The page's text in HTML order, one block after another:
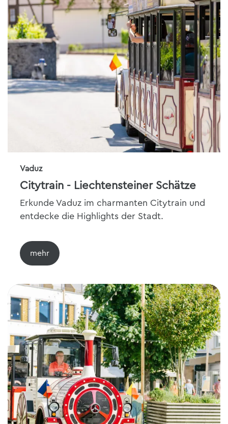
Vaduz
Citytrain - Liechtensteiner Schätze
Erkunde Vaduz im charmanten Citytrain und
entdecke die Highlights der Stadt.